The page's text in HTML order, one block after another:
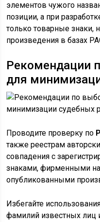
элементов чужого
позиции, а при
только товарные знаки,
произведения в базах
Рекомендации
для
Проводите проверку по
также реестрам
совпадения с
знаками, фирменными
опубликованными
Избегайте
фамилий известных лиц